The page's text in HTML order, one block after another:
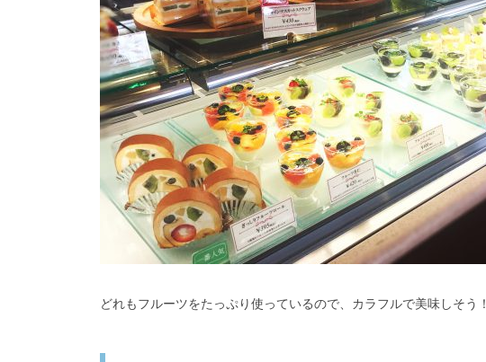
どれもフルーツをたっぷり使っているので、カラフルで美味しそう！